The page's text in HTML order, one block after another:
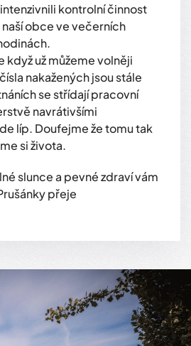
kontrolní činnost
obce ve večerních
když už můžeme volněji
nakažených jsou stále
se střídají pracovní
navrátivšími
líp. Doufejme že tomu tak
si života.
slunce a pevné zdraví vám
přeje